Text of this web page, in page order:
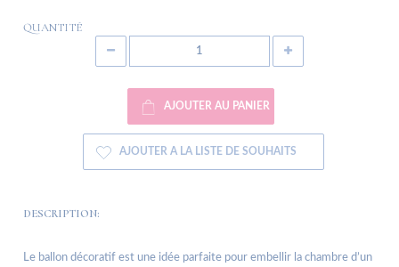
QUANTITÉ
AJOUTER AU PANIER
AJOUTER A LA LISTE DE SOUHAITS
DESCRIPTION:
Le ballon décoratif est une idée parfaite pour embellir la chambre d’un